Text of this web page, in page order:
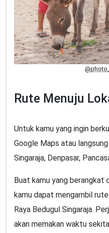
Rute Menuju
Untuk kamu yang ingin
Google Maps atau
Singaraja, Denpasar,
Buat kamu yang berangkat
kamu dapat mengambil
Raya Bedugul Singaraja.
akan memakan waktu